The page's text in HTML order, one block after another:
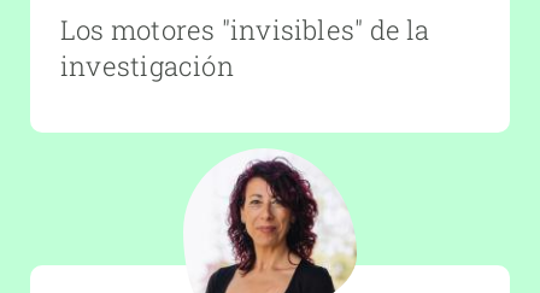
Los motores "invisibles" de la
investigación